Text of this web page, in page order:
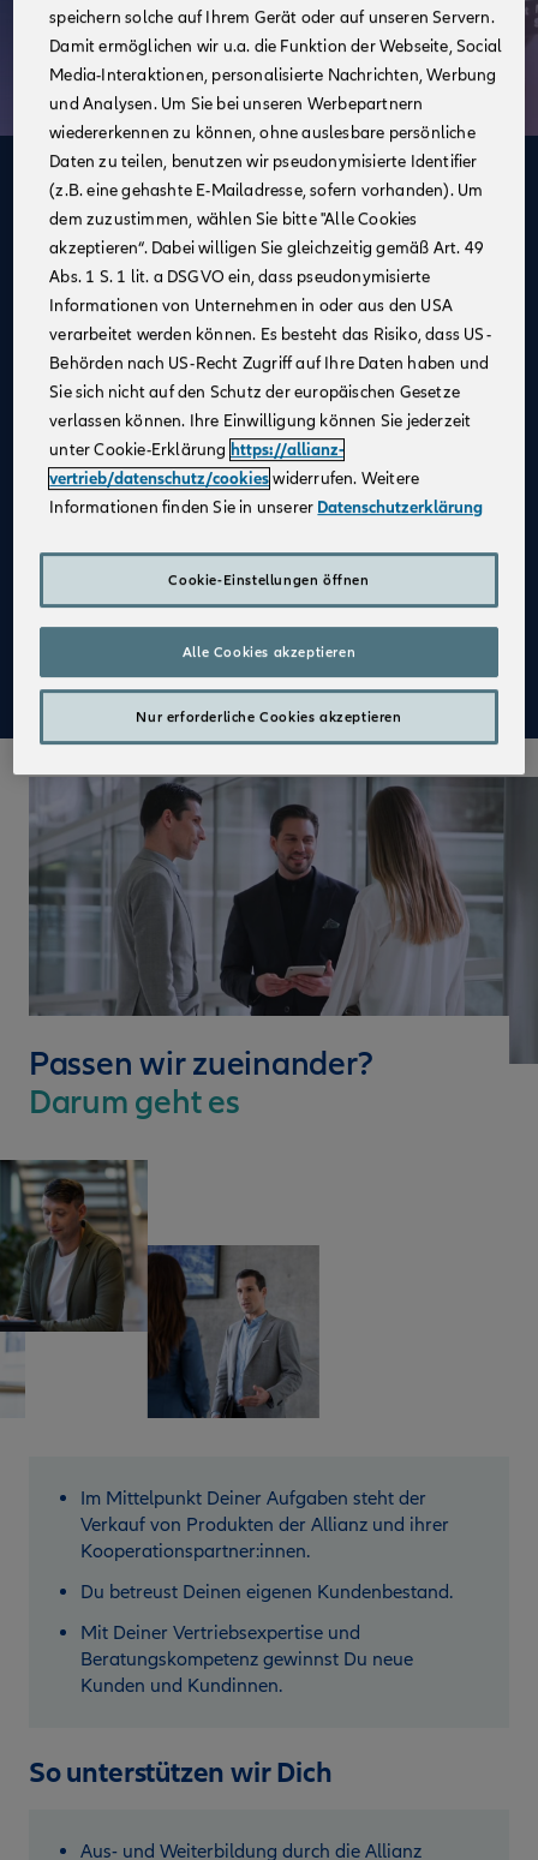
Deine Vorteile
im Vertrieb der Allianz
Allianz als starker Partnerundstarke Marke
Kein großer Kostenblock , da keine Agentur
notwendig
Fester Kundenstamm
Digitale Verkaufsinstrumente
KostenfreieUnterstützung durch
Fachspezialist:innen
Aufbau einerAltersvorsorge
QualifizierteWeiterbildung
Mehr zu Deinen Vorteilen im Vertrieb der Allianz
Passen wir zueinander?
Darum geht es
Im Mittelpunkt Deiner Aufgaben steht der
Verkauf von Produkten der Allianz und ihrer
Kooperationspartner:innen.
Du betreust Deinen eigenen Kundenbestand.
Mit Deiner Vertriebsexpertise und
Beratungskompetenz gewinnst Du neue
Kunden und Kundinnen.
So unterstützen wir Dich
Aus- und Weiterbildung durch die Allianz
speichern solche auf Ihrem Gerät oder auf unseren Servern.
Damit ermöglichen wir u.a. die Funktion der Webseite, Social
Media-Interaktionen, personalisierte Nachrichten, Werbung
und Analysen. Um Sie bei unseren Werbepartnern
wiedererkennen zu können, ohne auslesbare persönliche
Daten zu teilen, benutzen wir pseudonymisierte Identifier
(z.B. eine gehashte E-Mailadresse, sofern vorhanden). Um
dem zuzustimmen, wählen Sie bitte "Alle Cookies
akzeptieren“. Dabei willigen Sie gleichzeitig gemäß Art. 49
Abs. 1 S. 1 lit. a DSGVO ein, dass pseudonymisierte
Informationen von Unternehmen in oder aus den USA
verarbeitet werden können. Es besteht das Risiko, dass US-
Behörden nach US-Recht Zugriff auf Ihre Daten haben und
Sie sich nicht auf den Schutz der europäischen Gesetze
verlassen können. Ihre Einwilligung können Sie jederzeit
unter Cookie-Erklärung https://allianz-
vertrieb/datenschutz/cookieswiderrufen. Weitere
Informationen finden Sie in unserer Datenschutzerklärung
Cookie-Einstellungen öffnen
Nur erforderliche Cookies akzeptieren
Alle Cookies akzeptieren